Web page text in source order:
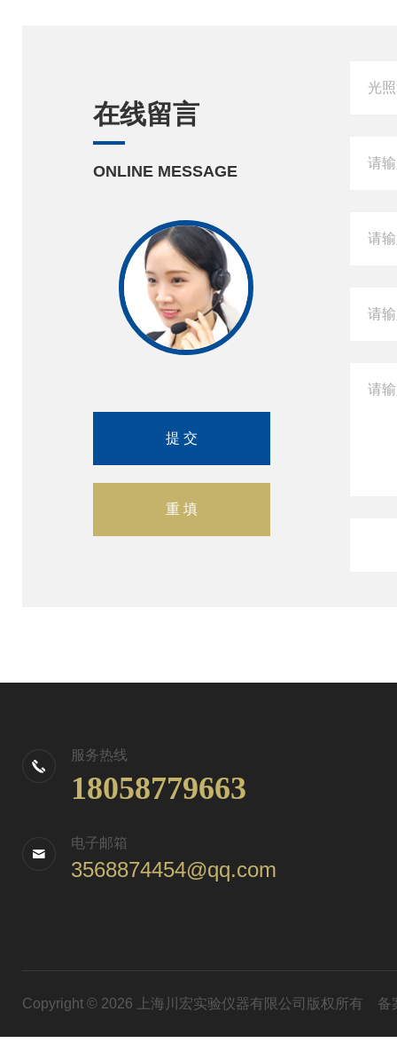
在线留言
ONLINE MESSAGE
服务热线
18058779663
电子邮箱
3568874454@qq.com
Copyright © 2026 上海川宏实验仪器有限公司版权所有 备